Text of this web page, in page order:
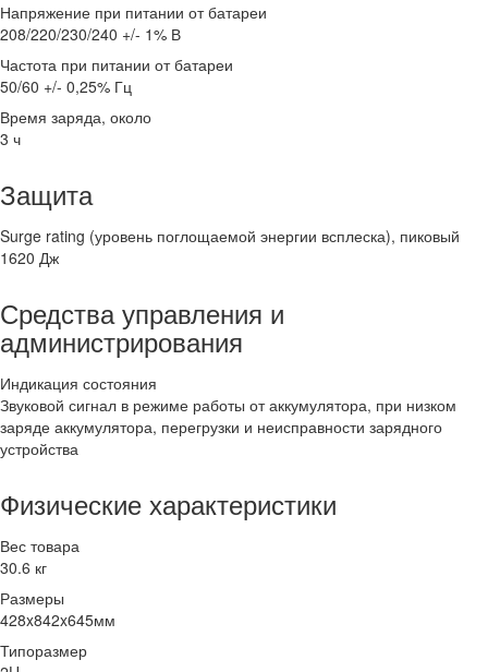
Напряжение при питании от батареи
208/220/230/240 +/- 1% В
Частота при питании от батареи
50/60 +/- 0,25% Гц
Время заряда, около
3 ч
Защита
Surge rating (уровень поглощаемой энергии всплеска), пиковый
1620 Дж
Средства управления и
администрирования
Индикация состояния
Звуковой сигнал в режиме работы от аккумулятора, при низком
заряде аккумулятора, перегрузки и неисправности зарядного
устройства
Физические характеристики
Вес товара
30.6 кг
Размеры
428x842x645мм
Типоразмер